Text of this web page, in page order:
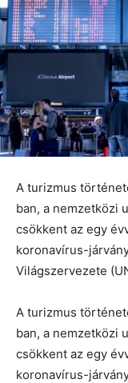
A turizmus
ban, a nemzetközi
csökkent az egy
koronavírus-
Világszervezete
A turizmus
ban, a nemzetközi
csökkent az egy
koronavírus-